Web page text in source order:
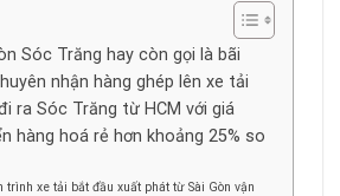
Sóc Trăng hay còn gọi là bãi
nhận hàng ghép lên xe tải
ra Sóc Trăng từ HCM với giá
hàng hoá rẻ hơn khoảng 25% so
trình xe tải bắt đầu xuất phát từ Sài Gòn vận